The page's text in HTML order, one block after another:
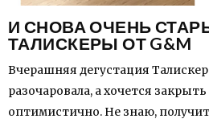
И СНОВА ОЧЕНЬ
ТАЛИСКЕРЫ ОТ G&M
Вчерашняя дегустация
разочаровала, а хочется
оптимистично. Не знаю,